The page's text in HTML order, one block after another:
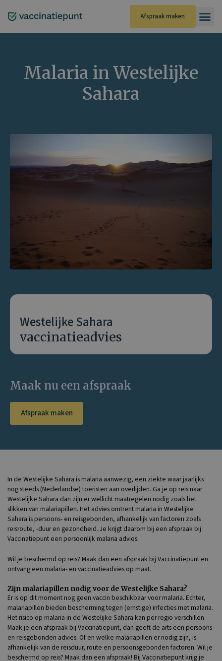
naar
inhoud
Afspraak maken
Malaria in Westelijke
Sahara
Westelijke Sahara
vaccinatieadvies
Maak nu een afspraak
Afspraak maken
In de Westelijke Sahara is malaria aanwezig, een ziekte waar jaarlijks
nog steeds (Nederlandse) toeristen aan overlijden. Ga je op reis naar
Westelijke Sahara dan zijn er wellicht maatregelen nodig zoals het
slikken van malariapillen. Het advies omtrent malaria in Westelijke
Sahara is persoons- en reisgebonden, afhankelijk van factoren zoals
reisroute, -duur en gezondheid. Je krijgt daarom bij een afspraak bij
Vaccinatiepunt een persoonlijk malaria advies.
Wil je beschermd op reis? Maak dan een afspraak bij Vaccinatiepunt en
ontvang een malaria- en vaccinatieadvies op maat.
Zijn malariapillen nodig voor de Westelijke Sahara?
Er is op dit moment nog geen vaccin beschikbaar voor malaria. Echter,
malariapillen bieden bescherming tegen (ernstige) infecties met malaria.
Het risico op malaria in de Westelijke Sahara kan per regio verschillen.
Maak je een afspraak bij Vaccinatiepunt, dan geeft de arts een persoons-
en reisgebonden advies. Of en welke malariapillen er nodig zijn, is
afhankelijk van de reisduur, route en persoonsgebonden factoren. Wil je
beschermd op reis? Maak dan een afspraak! Bij Vaccinatiepunt krijg je